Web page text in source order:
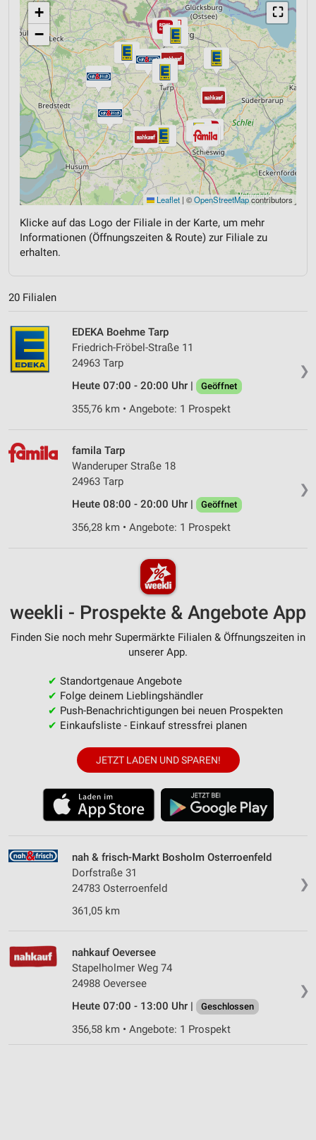
⛶
+
−
Leaflet | ©OpenStreetMapcontributors
Klicke auf das Logo der Filiale in der Karte, um mehr
Informationen (Öffnungszeiten & Route) zur Filiale zu
erhalten.
20 Filialen
❯
EDEKA Boehme Tarp
Friedrich-Fröbel-Straße 11
24963 Tarp
Heute 07:00 - 20:00 Uhr |
Geöffnet
355,76 km • Angebote: 1 Prospekt
❯
famila Tarp
Wanderuper Straße 18
24963 Tarp
Heute 08:00 - 20:00 Uhr |
Geöffnet
356,28 km • Angebote: 1 Prospekt
weekli - Prospekte & Angebote App
Finden Sie noch mehr Supermärkte Filialen & Öffnungszeiten in
unserer App.
✔ Standortgenaue Angebote
✔ Folge deinem Lieblingshändler
✔ Push-Benachrichtigungen bei neuen Prospekten
✔ Einkaufsliste - Einkauf stressfrei planen
JETZT LADEN UND SPAREN!
❯
nah & frisch-Markt Bosholm Osterroenfeld
Dorfstraße 31
24783 Osterroenfeld
361,05 km
❯
nahkauf Oeversee
Stapelholmer Weg 74
24988 Oeversee
Heute 07:00 - 13:00 Uhr |
Geschlossen
356,58 km • Angebote: 1 Prospekt